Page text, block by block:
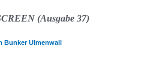
(Ausgabe 37)
Bunker Ulmenwall